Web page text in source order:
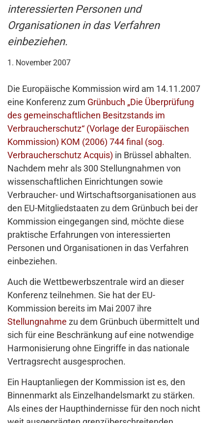
interessierten Personen und
Organisationen in das Verfahren
einbeziehen.
1. November 2007
Die Europäische Kommission wird am 14.11.2007
eine Konferenz zum Grünbuch „Die Überprüfung
des gemeinschaftlichen Besitzstands im
Verbraucherschutz“ (Vorlage der Europäischen
Kommission) KOM (2006) 744 final (sog.
Verbraucherschutz Acquis) in Brüssel abhalten.
Nachdem mehr als 300 Stellungnahmen von
wissenschaftlichen Einrichtungen sowie
Verbraucher- und Wirtschaftsorganisationen aus
den EU-Mitgliedstaaten zu dem Grünbuch bei der
Kommission eingegangen sind, möchte diese
praktische Erfahrungen von interessierten
Personen und Organisationen in das Verfahren
einbeziehen.
Auch die Wettbewerbszentrale wird an dieser
Konferenz teilnehmen. Sie hat der EU-
Kommission bereits im Mai 2007 ihre
Stellungnahme zu dem Grünbuch übermittelt und
sich für eine Beschränkung auf eine notwendige
Harmonisierung ohne Eingriffe in das nationale
Vertragsrecht ausgesprochen.
Ein Hauptanliegen der Kommission ist es, den
Binnenmarkt als Einzelhandelsmarkt zu stärken.
Als eines der Haupthindernisse für den noch nicht